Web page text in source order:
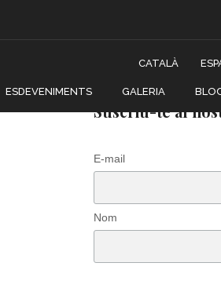
CATALÀ
ESDEVENIMENTS GALERIA
Suscriu-te al
E-mail
Nom